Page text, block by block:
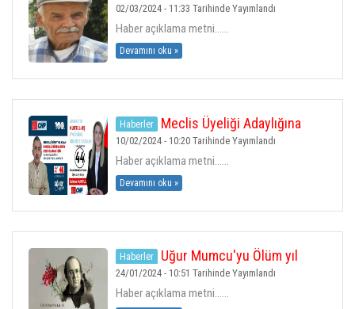
Etmiştir
02/03/2024 - 11:33 Tarihinde Yayımlandı
Haber açıklama metni......
Devamını oku »
Haberler
Meclis Üyeliği Adaylığına
Destek
10/02/2024 - 10:20 Tarihinde Yayımlandı
Haber açıklama metni......
Devamını oku »
Haberler
Uğur Mumcu'yu Ölüm yıl
Dönümünde Anıyoruz.
24/01/2024 - 10:51 Tarihinde Yayımlandı
Haber açıklama metni......